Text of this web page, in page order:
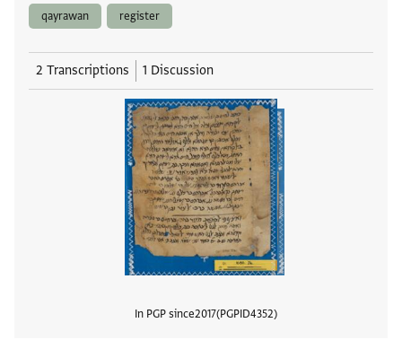
qayrawan register
2 Transcriptions 1 Discussion
In PGP since2017 PGPID4352